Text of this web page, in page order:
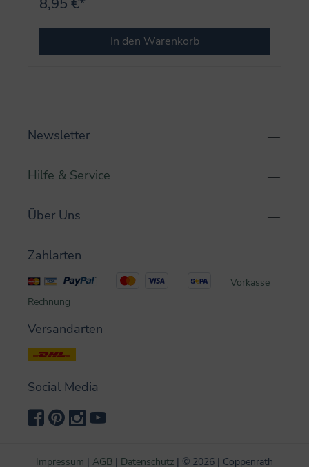
8,95 €*
In den Warenkorb
Newsletter
Hilfe & Service
Über Uns
Zahlarten
Vorkasse
Rechnung
Versandarten
Social Media
Impressum | AGB | Datenschutz | © 2026 | Coppenrath